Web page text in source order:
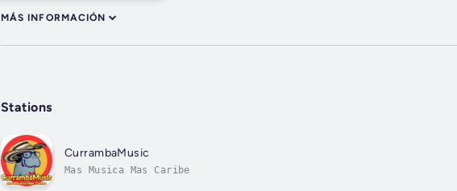
MÁS INFORMACIÓN
Stations
CurrambaMusic
Mas Musica Mas Caribe